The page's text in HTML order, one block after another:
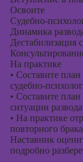
Освоите
Судебно-
Динамика
Дестабилизация
На практике
• Составите
судебно-
• Составите план
ситуации
• На практике
повторного
Наставник
подробно